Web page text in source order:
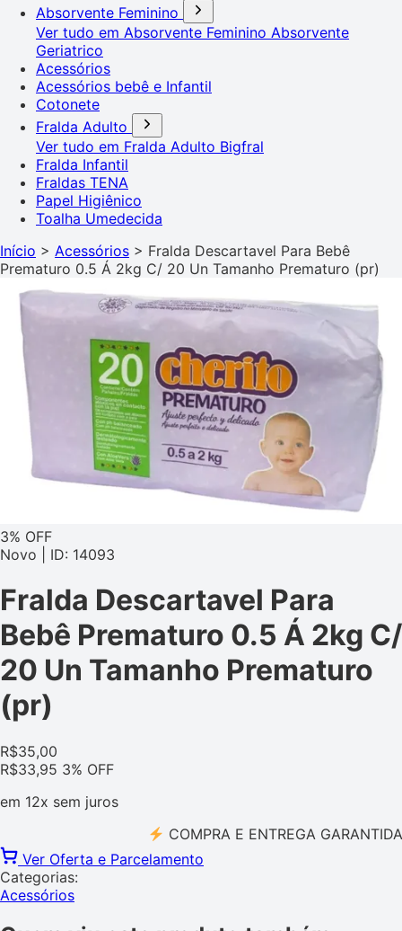
Absorvente Feminino
Ver tudo em Absorvente Feminino Absorvente
Geriatrico
Acessórios
Acessórios bebê e Infantil
Cotonete
Fralda Adulto
Ver tudo em Fralda Adulto Bigfral
Fralda Infantil
Fraldas TENA
Papel Higiênico
Toalha Umedecida
Início > Acessórios > Fralda Descartavel Para Bebê
Prematuro 0.5 Á 2kg C/ 20 Un Tamanho Prematuro (pr)
3% OFF
Novo | ID: 14093
Fralda Descartavel Para
Bebê Prematuro 0.5 Á 2kg C/
20 Un Tamanho Prematuro
(pr)
R$35,00
R$33,95 3% OFF
em 12x sem juros
COMPRA E ENTREGA GARANTIDA
Ver Oferta e Parcelamento
Categorias:
Acessórios